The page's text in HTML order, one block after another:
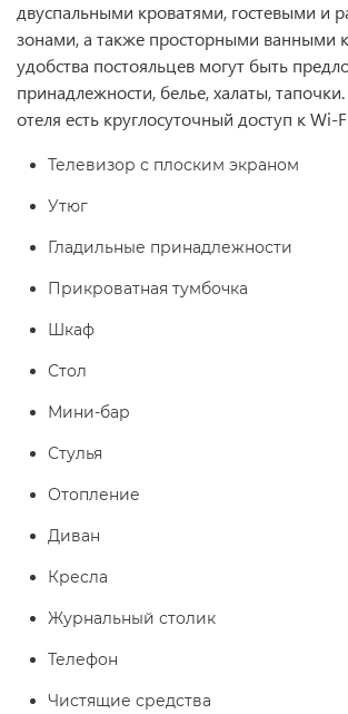
двуспальными кроватями, гостевыми и
зонами, а также просторными ванными
удобства постояльцев могут быть
принадлежности, белье, халаты,
отеля есть круглосуточный доступ к Wi-
Телевизор с плоским экраном
Утюг
Гладильные принадлежности
Прикроватная тумбочка
Шкаф
Стол
Мини-бар
Стулья
Отопление
Диван
Кресла
Журнальный столик
Телефон
Чистящие средства